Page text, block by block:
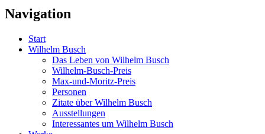
Navigation
Start
Wilhelm Busch
Das Leben von Wilhelm Busch
Wilhelm-Busch-Preis
Max-und-Moritz-Preis
Personen
Zitate über Wilhelm Busch
Ausstellungen
Interessantes um Wilhelm Busch